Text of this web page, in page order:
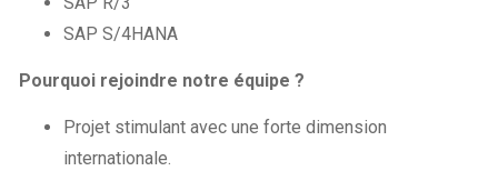
SAP S/4HANA
Pourquoi rejoindre notre équipe ?
Projet stimulant avec une forte dimension
internationale.